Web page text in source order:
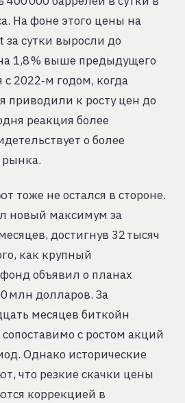
На фоне этого цены на
сутки выросли до
1,8 % выше предыдущего
2022‑м годом, когда
приводили к росту цен до
реакция более
о более
рынка.
тоже не остался в стороне.
новый максимум за
достигнув 32 тысяч
как крупный
объявил о планах
млн долларов. За
месяцев биткойн
с ростом акций
Однако исторические
что резкие скачки цены
коррекцией в